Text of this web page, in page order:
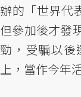
辦的「世界代
但參加後才發
勁，受騙以
上，當作今年